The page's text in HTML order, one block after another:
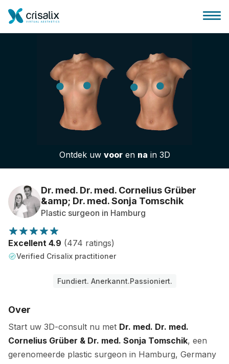
Huis chirurg
3D business platform
Patiëntrecensies
Ontdek uw vooren na in 3D
Dr. med. Dr. med. Cornelius Grüber
&amp; Dr. med. Sonja Tomschik
Plastic surgeon in Hamburg
Excellent 4.9 (474 ratings)
Verified Crisalix practitioner
Fundiert. Anerkannt.Passioniert.
Over
Start uw 3D-consult nu met Dr. med. Dr. med.
Cornelius Grüber & Dr. med. Sonja Tomschik, een
gerenomeerde plastic surgeon in Hamburg, Germany